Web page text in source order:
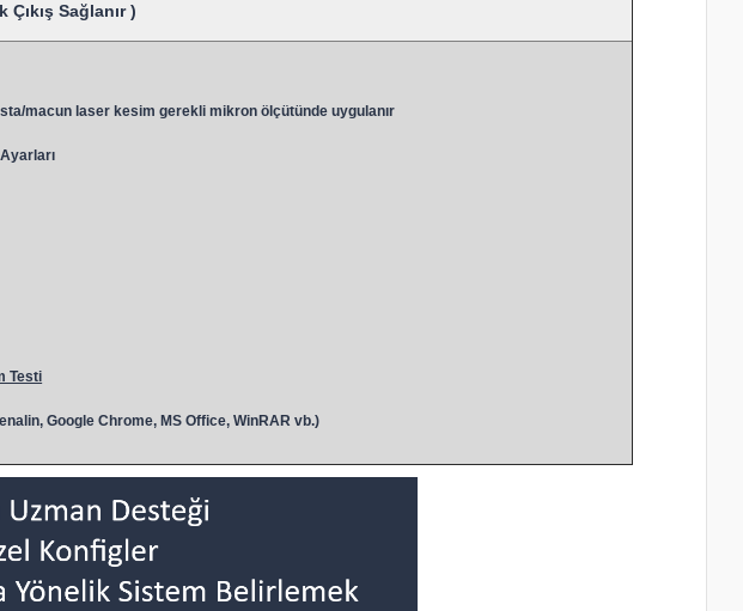
Sağlanır )
macun laser kesim gerekli mikron ölçütünde uygulanır
Testi
Google Chrome, MS Office, WinRAR vb.)